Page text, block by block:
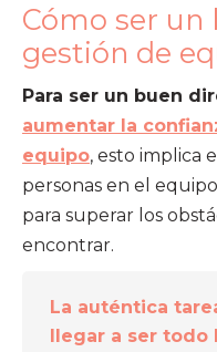
Cómo ser un
gestión de
Para ser un buen
aumentar la
equipo, esto implica
personas en el
para superar los
encontrar.
La auténtica
llegar a ser todo